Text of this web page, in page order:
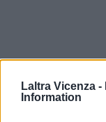
Laltra Vicenza -
Information